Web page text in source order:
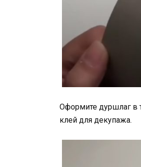
Оформите дуршлаг в
клей для декупажа.